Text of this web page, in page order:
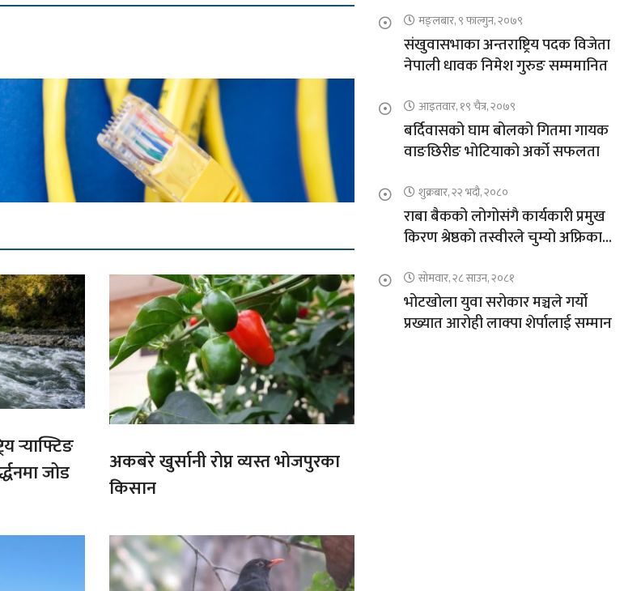
र्‍याफ्टिङ
जोड
अकबरे खुर्सानी रोप्न व्यस्त भोजपुरका
किसान
मङ्लबार, ९ फाल्गुन, २०७९
संखुवासभाका अन्तराष्ट्रिय पदक विजेता
नेपाली धावक निमेश गुरुङ सम्ममानित
आइतवार, १९ चैत्र, २०७९
बर्दिवासको घाम बोलको गितमा गायक
वाङछिरीङ भोटियाको अर्को सफलता
शुक्रबार, २२ भदौ, २०८०
राबा बैकको लोगोसंगै कार्यकारी प्रमुख
किरण श्रेष्ठको तस्वीरले चुम्यो अफ्रिकाको
सोमवार, २८ साउन, २०८१
भोटखोला युवा सरोकार मञ्चले गर्यो
प्रख्यात आरोही लाक्पा शेर्पालाई सम्मान